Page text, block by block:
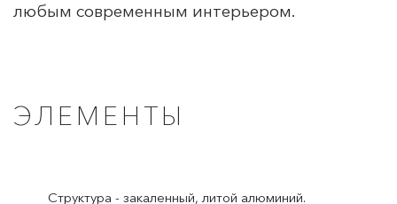
любым современным интерьером.
ЭЛЕМЕНТЫ
Структура - закаленный, литой алюминий.